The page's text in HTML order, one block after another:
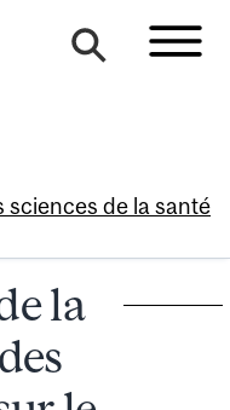
sciences de la santé
la